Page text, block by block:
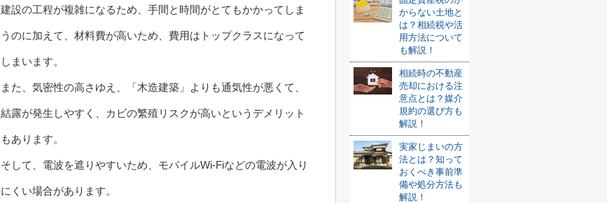
建設の工程が複雑になるため、手間と時間がとてもかかってしま
うのに加えて、材料費が高いため、費用はトップクラスになって
しまいます。
また、気密性の高さゆえ、「木造建築」よりも通気性が悪くて、
結露が発生しやすく、カビの繁殖リスクが高いというデメリット
もあります。
そして、電波を遮りやすいため、モバイルWi-Fiなどの電波が入り
にくい場合があります。
からない土地と
は？相続税や活
用方法について
も解説！
相続時の不動産
売却における注
意点とは？媒介
規約の選び方も
解説！
実家じまいの方
法とは？知って
おくべき事前準
備や処分方法も
解説！